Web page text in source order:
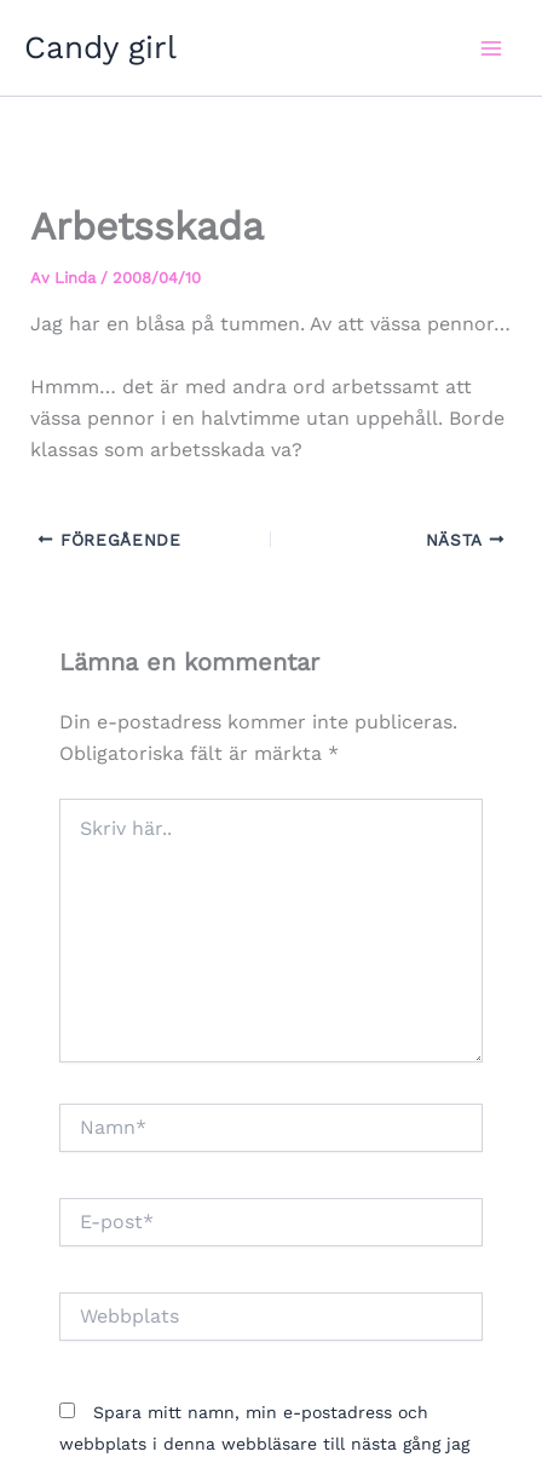
Candy girl
Arbetsskada
Av Linda / 2008/04/10
Jag har en blåsa på tummen. Av att vässa pennor…
Hmmm… det är med andra ord arbetssamt att
vässa pennor i en halvtimme utan uppehåll. Borde
klassas som arbetsskada va?
FÖREGÅENDE NÄSTA
Lämna en kommentar
Din e-postadress kommer inte publiceras.
Obligatoriska fält är märkta *
här..
post*
Spara mitt namn, min e-postadress och
webbplats i denna webbläsare till nästa gång jag